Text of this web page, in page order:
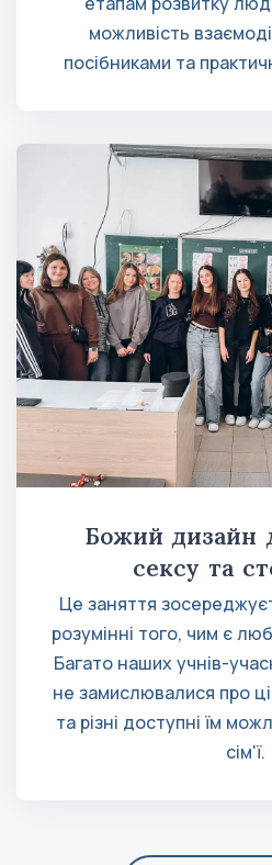
можливість
посібниками та
Божий дизайн
сексу та
Це заняття
розумінні того, чим є
Багато наших учнів-
не замислювалися про
та різні доступні їм
сім'ї.